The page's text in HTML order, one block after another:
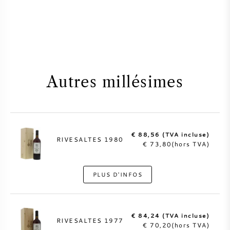
Autres millésimes
RIVESALTES 1980
€ 88,56 (TVA incluse)
€ 73,80(hors TVA)
PLUS D'INFOS
RIVESALTES 1977
€ 84,24 (TVA incluse)
€ 70,20(hors TVA)